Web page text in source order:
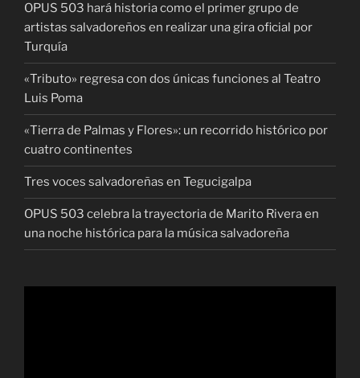
OPUS 503 hará historia como el primer grupo de
artistas salvadoreños en realizar una gira oficial por
Turquía
«Tributo» regresa con dos únicas funciones al Teatro
Luis Poma
«Tierra de Palmas y Flores»: un recorrido histórico por
cuatro continentes
Tres voces salvadoreñas en Tegucigalpa
OPUS 503 celebra la trayectoria de Marito Rivera en
una noche histórica para la música salvadoreña